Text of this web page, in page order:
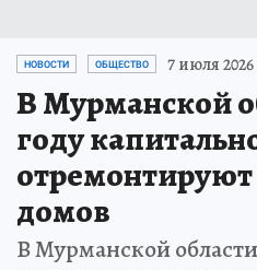
НОВОСТИ ОБЩЕСТВО 7 июля 2026
В Мурманской
году
отремонтируют
домов
В Мурманской